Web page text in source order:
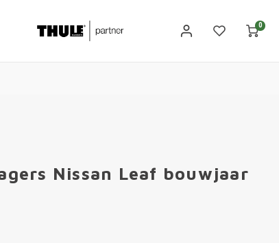
0
Nissan Leaf bouwjaar